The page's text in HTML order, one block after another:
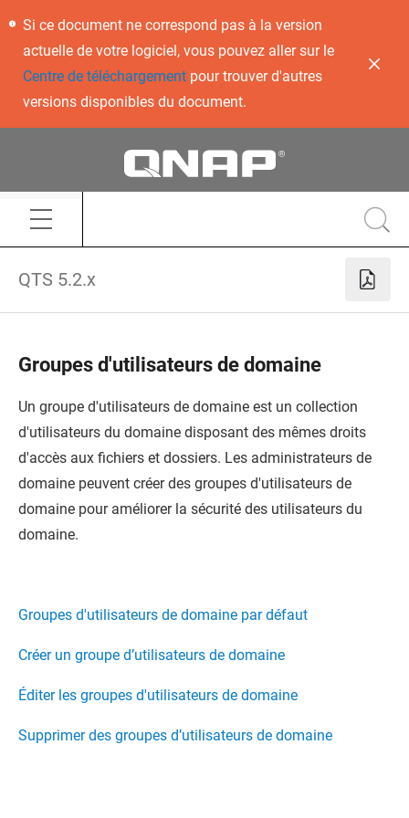
Si ce document ne correspond pas à la version
actuelle de votre logiciel, vous pouvez aller sur le
Centre de téléchargementpour trouver d'autres
versions disponibles du document.
QTS 5.2.x
Groupes d'utilisateurs de domaine
Un groupe d'utilisateurs de domaine est un collection
d'utilisateurs du domaine disposant des mêmes droits
d'accès aux fichiers et dossiers. Les administrateurs de
domaine peuvent créer des groupes d'utilisateurs de
domaine pour améliorer la sécurité des utilisateurs du
domaine.
Groupes d'utilisateurs de domaine par défaut
Créer un groupe d’utilisateurs de domaine
Éditer les groupes d'utilisateurs de domaine
Supprimer des groupes d’utilisateurs de domaine